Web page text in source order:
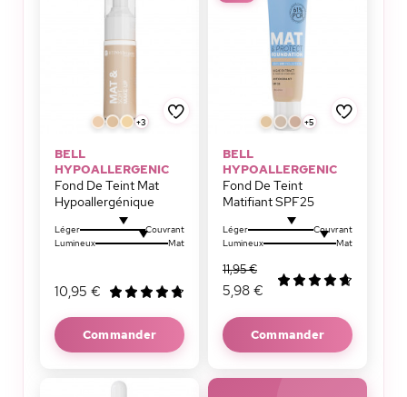
+3
BELL
HYPOALLERGENIC
Fond De Teint Mat
Hypoallergénique
Léger
Couvrant
Lumineux
Mat
10,95 €
Commander
+5
BELL
HYPOALLERGENIC
Fond De Teint
Matifiant SPF25
Léger
Couvrant
Lumineux
Mat
11,95 €
5,98 €
Commander